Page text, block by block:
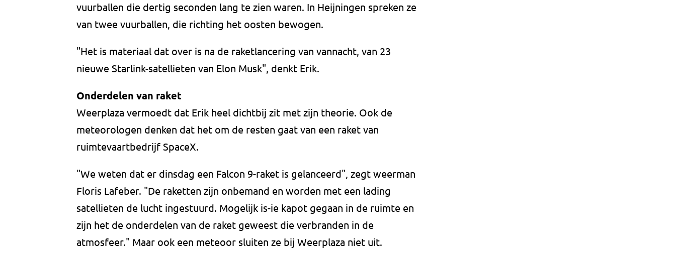
vuurballen die dertig seconden lang te zien waren. In Heijningen spreken ze
van twee vuurballen, die richting het oosten bewogen.
"Het is materiaal dat over is na de raketlancering van vannacht, van 23
nieuwe Starlink-satellieten van Elon Musk", denkt Erik.
Onderdelen van raket
Weerplaza vermoedt dat Erik heel dichtbij zit met zijn theorie. Ook de
meteorologen denken dat het om de resten gaat van een raket van
ruimtevaartbedrijf SpaceX.
"We weten dat er dinsdag een Falcon 9-raket is gelanceerd", zegt weerman
Floris Lafeber. "De raketten zijn onbemand en worden met een lading
satellieten de lucht ingestuurd. Mogelijk is-ie kapot gegaan in de ruimte en
zijn het de onderdelen van de raket geweest die verbranden in de
atmosfeer." Maar ook een meteoor sluiten ze bij Weerplaza niet uit.